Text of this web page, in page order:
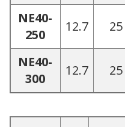
NE40-
250
12.7 25
NE40-
300
12.7 25